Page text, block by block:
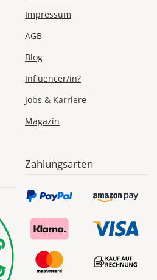
Impressum
AGB
Blog
Influencer/in?
Jobs & Karriere
Magazin
Zahlungsarten